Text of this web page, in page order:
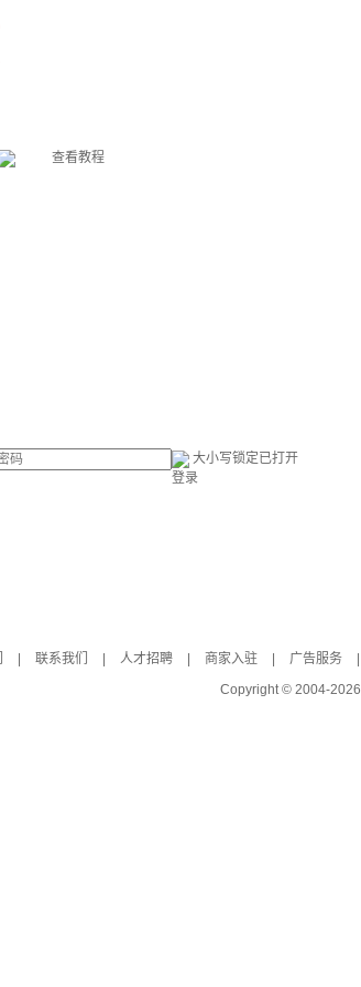
查看教程
大小写锁定已打开
登录
联系我们 人才招聘 商家入驻 广告服务
Copyright © 2004-2026